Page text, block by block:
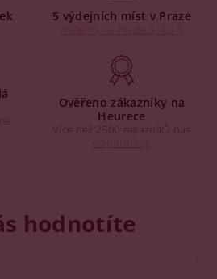
5 výdejních míst v Praze
Ověřeno zákazníky na
Heurece
Více než 2500 zákazníků nás
hodnotíte